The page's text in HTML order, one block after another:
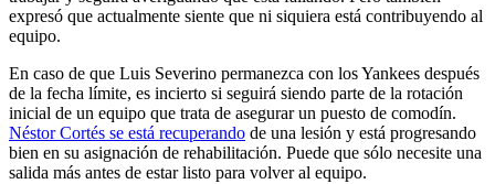
expresó que actualmente siente que ni siquiera está contribuyendo al
equipo.
En caso de que Luis Severino permanezca con los Yankees después
de la fecha límite, es incierto si seguirá siendo parte de la rotación
inicial de un equipo que trata de asegurar un puesto de comodín.
Néstor Cortés se está recuperando de una lesión y está progresando
bien en su asignación de rehabilitación. Puede que sólo necesite una
salida más antes de estar listo para volver al equipo.